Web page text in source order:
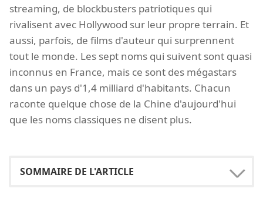
streaming, de blockbusters patriotiques qui
rivalisent avec Hollywood sur leur propre terrain. Et
aussi, parfois, de films d'auteur qui surprennent
tout le monde. Les sept noms qui suivent sont quasi
inconnus en France, mais ce sont des mégastars
dans un pays d'1,4 milliard d'habitants. Chacun
raconte quelque chose de la Chine d'aujourd'hui
que les noms classiques ne disent plus.